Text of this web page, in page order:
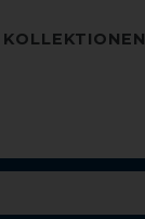
KOLLEKTIONEN